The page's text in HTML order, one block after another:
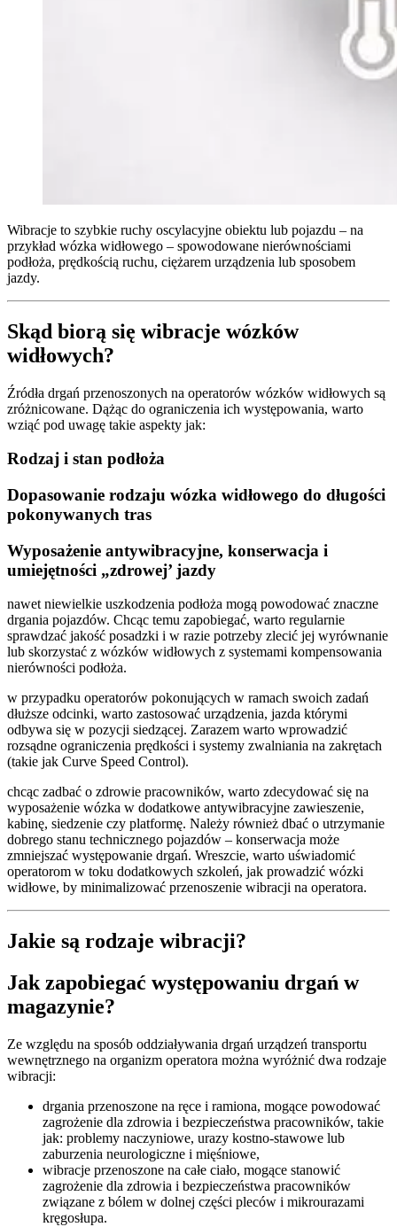
Wibracje to szybkie ruchy oscylacyjne obiektu lub pojazdu – na
przykład wózka widłowego – spowodowane nierównościami
podłoża, prędkością ruchu, ciężarem urządzenia lub sposobem
jazdy.
Skąd biorą się wibracje wózków
widłowych?
Źródła drgań przenoszonych na operatorów wózków widłowych są
zróżnicowane. Dążąc do ograniczenia ich występowania, warto
wziąć pod uwagę takie aspekty jak:
Rodzaj i stan podłoża
Dopasowanie rodzaju wózka widłowego do długości
pokonywanych tras
Wyposażenie antywibracyjne, konserwacja i
umiejętności „zdrowej’ jazdy
nawet niewielkie uszkodzenia podłoża mogą powodować znaczne
drgania pojazdów. Chcąc temu zapobiegać, warto regularnie
sprawdzać jakość posadzki i w razie potrzeby zlecić jej wyrównanie
lub skorzystać z wózków widłowych z systemami kompensowania
nierówności podłoża.
w przypadku operatorów pokonujących w ramach swoich zadań
dłuższe odcinki, warto zastosować urządzenia, jazda którymi
odbywa się w pozycji siedzącej. Zarazem warto wprowadzić
rozsądne ograniczenia prędkości i systemy zwalniania na zakrętach
(takie jak Curve Speed Control).
chcąc zadbać o zdrowie pracowników, warto zdecydować się na
wyposażenie wózka w dodatkowe antywibracyjne zawieszenie,
kabinę, siedzenie czy platformę. Należy również dbać o utrzymanie
dobrego stanu technicznego pojazdów – konserwacja może
zmniejszać występowanie drgań. Wreszcie, warto uświadomić
operatorom w toku dodatkowych szkoleń, jak prowadzić wózki
widłowe, by minimalizować przenoszenie wibracji na operatora.
Jakie są rodzaje wibracji?
Jak zapobiegać występowaniu drgań w
magazynie?
Ze względu na sposób oddziaływania drgań urządzeń transportu
wewnętrznego na organizm operatora można wyróżnić dwa rodzaje
wibracji:
drgania przenoszone na ręce i ramiona, mogące powodować
zagrożenie dla zdrowia i bezpieczeństwa pracowników, takie
jak: problemy naczyniowe, urazy kostno-stawowe lub
zaburzenia neurologiczne i mięśniowe,
wibracje przenoszone na całe ciało, mogące stanowić
zagrożenie dla zdrowia i bezpieczeństwa pracowników
związane z bólem w dolnej części pleców i mikrourazami
kręgosłupa.